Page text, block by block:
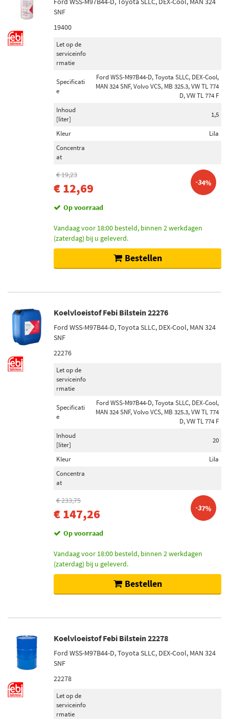
SNF
19400
Let op de
serviceinfo
rmatie
Specificati
e
Ford WSS-M97B44-D, Toyota SLLC, DEX-Cool,
MAN 324 SNF, Volvo VCS, MB 325.3, VW TL 774
D, VW TL 774 F
Inhoud
[liter]
1,5
Kleur
Lila
Concentra
at
€ 19,23
€ 12,69 -34%
Op voorraad
Vandaag voor 18:00 besteld, binnen 2 werkdagen
(zaterdag) bij u geleverd.
Bestellen
Koelvloeistof Febi Bilstein 22276
Ford WSS-M97B44-D, Toyota SLLC, DEX-Cool, MAN 324
SNF
22276
Let op de
serviceinfo
rmatie
Specificati
e
Ford WSS-M97B44-D, Toyota SLLC, DEX-Cool,
MAN 324 SNF, Volvo VCS, MB 325.3, VW TL 774
D, VW TL 774 F
Inhoud
[liter]
20
Kleur
Lila
Concentra
at
€ 233,75
€ 147,26 -37%
Op voorraad
Vandaag voor 18:00 besteld, binnen 2 werkdagen
(zaterdag) bij u geleverd.
Bestellen
Koelvloeistof Febi Bilstein 22278
Ford WSS-M97B44-D, Toyota SLLC, DEX-Cool, MAN 324
SNF
22278
Let op de
serviceinfo
rmatie